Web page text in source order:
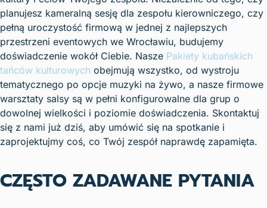
planujesz kameralną sesję dla zespołu kierowniczego, czy
pełną uroczystość firmową w jednej z najlepszych
przestrzeni eventowych we Wrocławiu, budujemy
doświadczenie wokół Ciebie. Nasze Pakiety kubańskich
tańców kulturowych obejmują wszystko, od wystroju
tematycznego po opcje muzyki na żywo, a nasze firmowe
warsztaty salsy są w pełni konfigurowalne dla grup o
dowolnej wielkości i poziomie doświadczenia. Skontaktuj
się z nami już dziś, aby umówić się na spotkanie i
zaprojektujmy coś, co Twój zespół naprawdę zapamięta.
CZĘSTO ZADAWANE PYTANIA